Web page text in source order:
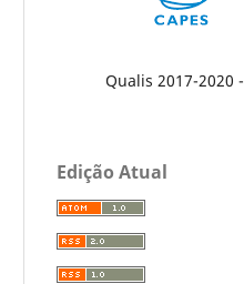
Qualis 2017-2020 -
Edição Atual